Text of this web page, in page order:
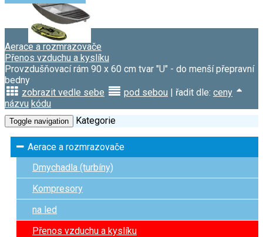
Aerace a rozmrazovače
Přenos vzduchu a kyslíku
Provzdušňovací rám 90 x 60 cm tvar "U" - do menší přepravní
bedny
zobrazit vedle sebe
pod sebou | řadit dle: ceny
názvu kódu
Toggle navigation Kategorie
Aerace a rozmrazovače
Dmychadla (turbíny)
Kompresory
na led
Přenos vzduchu a kyslíku